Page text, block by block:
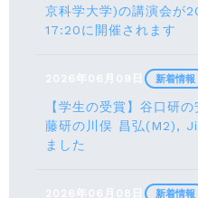
京科学大学)の講演会が
17:20に開催されます
2026年06月09日
【学生の受賞】谷口研
藤研の川俣 昌弘(M2),
ました
新着情報
2026年06月08日 新着情報